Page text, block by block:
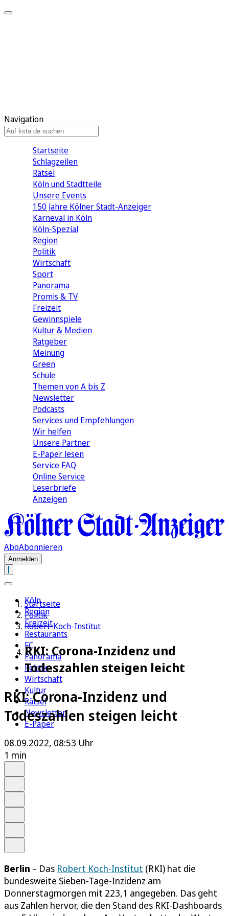
Navigation
Startseite
Schlagzeilen
Rätsel
Köln und Stadtteile
Unsere Events
150 Jahre Kölner Stadt-Anzeiger
Karneval in Köln
Köln-Spezial
Region
Politik
Wirtschaft
Sport
Panorama
Promis & TV
Freizeit
Gewinnspiele
Kultur & Medien
Ratgeber
Meinung
Green
Schule
Themen von A bis Z
Newsletter
Podcasts
Services und Empfehlungen
Wir helfen
Unsere Partner
E-Paper lesen
Service FAQ
Online Service
Leserbriefe
Anzeigen
AboAbonnieren
Anmelden
Köln
Region
Freizeit
Restaurants
FC
Panorama
Politik
Wirtschaft
Kultur
Rätsel
Newsletter
E-Paper
Startseite
Politik
Robert-Koch-Institut
RKI: Corona-Inzidenz und
Todeszahlen steigen leicht
RKI: Corona-Inzidenz und
Todeszahlen steigen leicht
08.09.2022, 08:53 Uhr
1 min
Berlin – Das Robert Koch-Institut (RKI) hat die
bundesweite Sieben-Tage-Inzidenz am
Donnerstagmorgen mit 223,1 angegeben. Das geht
aus Zahlen hervor, die den Stand des RKI-Dashboards